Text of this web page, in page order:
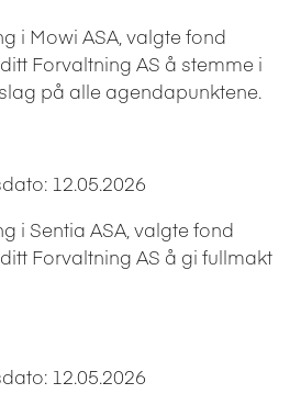
i Mowi ASA, valgte fond
Forvaltning AS å stemme i
på alle agendapunktene.
12.05.2026
i Sentia ASA, valgte fond
Forvaltning AS å gi fullmakt
12.05.2026